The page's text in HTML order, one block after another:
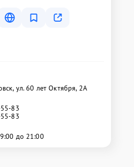
ул. 60 лет Октября, 2А
83
83
до 21:00